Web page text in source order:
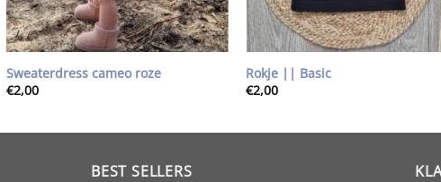
Sweaterdress cameo roze
€2,00
Rokje || Basic
€2,00
BEST SELLERS